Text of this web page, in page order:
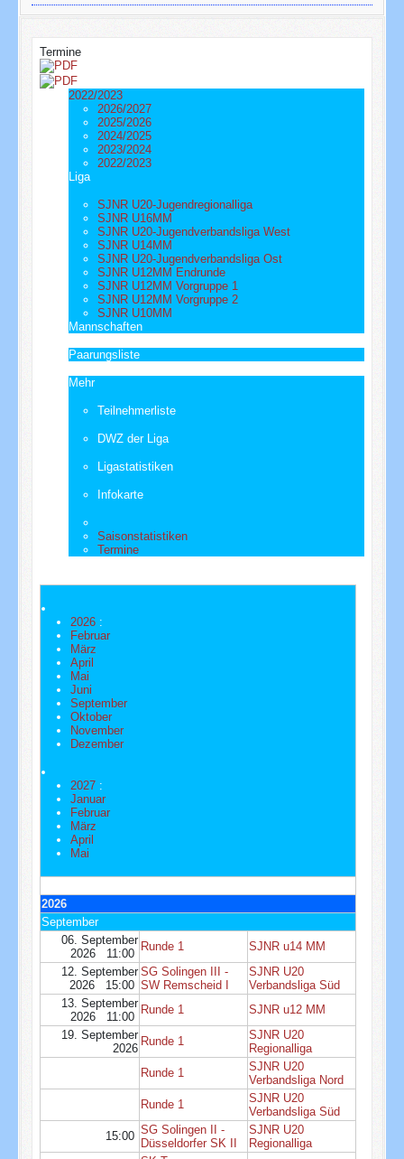
Termine
2022/2023
2026/2027
2025/2026
2024/2025
2023/2024
2022/2023
Liga
SJNR U20-Jugendregionalliga
SJNR U16MM
SJNR U20-Jugendverbandsliga West
SJNR U14MM
SJNR U20-Jugendverbandsliga Ost
SJNR U12MM Endrunde
SJNR U12MM Vorgruppe 1
SJNR U12MM Vorgruppe 2
SJNR U10MM
Mannschaften
Paarungsliste
Mehr
Teilnehmerliste
DWZ der Liga
Ligastatistiken
Infokarte
Saisonstatistiken
Termine
2026 :
Februar
März
April
Mai
Juni
September
Oktober
November
Dezember
2027 :
Januar
Februar
März
April
Mai
2026
September
06. September
2026 11:00
Runde 1
SJNR u14 MM
12. September
2026 15:00
SG Solingen III -
SW Remscheid I
SJNR U20
Verbandsliga Süd
13. September
2026 11:00
Runde 1
SJNR u12 MM
19. September
2026
Runde 1
SJNR U20
Regionalliga
Runde 1
SJNR U20
Verbandsliga Nord
Runde 1
SJNR U20
Verbandsliga Süd
15:00 SG Solingen II -
Düsseldorfer SK II
SJNR U20
Regionalliga